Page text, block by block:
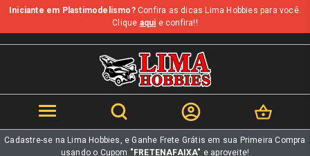
b
Iniciante em Plastimodelismo?Confira as dicas Lima Hobbies para você.
Clique aqui e confira!!
Cadastre-se na Lima Hobbies, e Ganhe Frete Grátis em sua Primeira Compra
usando o Cupom "FRETENAFAIXA" e aproveite!